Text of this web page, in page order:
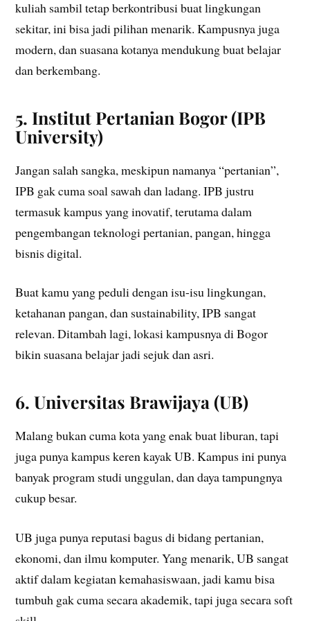
kuliah sambil tetap berkontribusi buat lingkungan
sekitar, ini bisa jadi pilihan menarik. Kampusnya juga
modern, dan suasana kotanya mendukung buat belajar
dan berkembang.
5. Institut Pertanian Bogor (IPB
University)
Jangan salah sangka, meskipun namanya “pertanian”,
IPB gak cuma soal sawah dan ladang. IPB justru
termasuk kampus yang inovatif, terutama dalam
pengembangan teknologi pertanian, pangan, hingga
bisnis digital.
Buat kamu yang peduli dengan isu-isu lingkungan,
ketahanan pangan, dan sustainability, IPB sangat
relevan. Ditambah lagi, lokasi kampusnya di Bogor
bikin suasana belajar jadi sejuk dan asri.
6.Universitas Brawijaya (UB)
Malang bukan cuma kota yang enak buat liburan, tapi
juga punya kampus keren kayak UB. Kampus ini punya
banyak program studi unggulan, dan daya tampungnya
cukup besar.
UB juga punya reputasi bagus di bidang pertanian,
ekonomi, dan ilmu komputer. Yang menarik, UB sangat
aktif dalam kegiatan kemahasiswaan, jadi kamu bisa
tumbuh gak cuma secara akademik, tapi juga secara soft